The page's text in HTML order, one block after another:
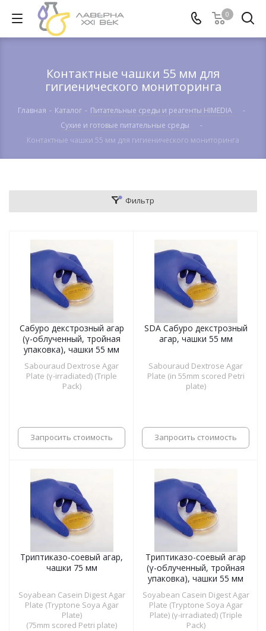
0
Контактные чашки 55 мм для
гигиенического мониторинга
Главная - Каталог - Питательные среды и реагенты HIMEDIA
-
Сухие и готовые питательные среды
-
Контактные чашки 55 мм для гигиенического мониторинга
Фильтр
Сабуро декстрозный агар
(γ-облученный, тройная
упаковка), чашки 55 мм
Sabouraud Dextrose Agar
Plate (γ-irradiated) (Triple
Pack)
Запросить стоимость
SDA Сабуро декстрозный
агар, чашки 55 мм
Sabouraud Dextrose Agar
Plate (in 55mm scored Petri
plate)
Запросить стоимость
Триптиказо-соевый агар,
чашки 75 мм
Soyabean Casein Digest Agar
Plate (Tryptone Soya Agar
Plate)
(75mm scored Petri plate)
Триптиказо-соевый агар
(γ-облученный, тройная
упаковка), чашки 55 мм
Soyabean Casein Digest Agar
Plate (Tryptone Soya Agar
Plate) (γ-irradiated) (Triple
Pack)